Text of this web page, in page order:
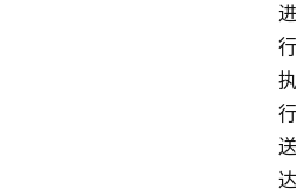
进
行
执
行
送
达